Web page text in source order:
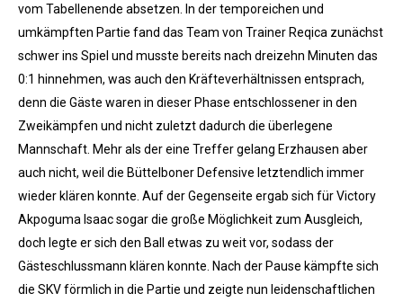
vom Tabellenende absetzen. In der temporeichen und
umkämpften Partie fand das Team von Trainer Reqica zunächst
schwer ins Spiel und musste bereits nach dreizehn Minuten das
0:1 hinnehmen, was auch den Kräfteverhältnissen entsprach,
denn die Gäste waren in dieser Phase entschlossener in den
Zweikämpfen und nicht zuletzt dadurch die überlegene
Mannschaft. Mehr als der eine Treffer gelang Erzhausen aber
auch nicht, weil die Büttelboner Defensive letztendlich immer
wieder klären konnte. Auf der Gegenseite ergab sich für Victory
Akpoguma Isaac sogar die große Möglichkeit zum Ausgleich,
doch legte er sich den Ball etwas zu weit vor, sodass der
Gästeschlussmann klären konnte. Nach der Pause kämpfte sich
die SKV förmlich in die Partie und zeigte nun leidenschaftlichen